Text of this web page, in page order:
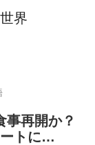
界
事再開か？
ートに…